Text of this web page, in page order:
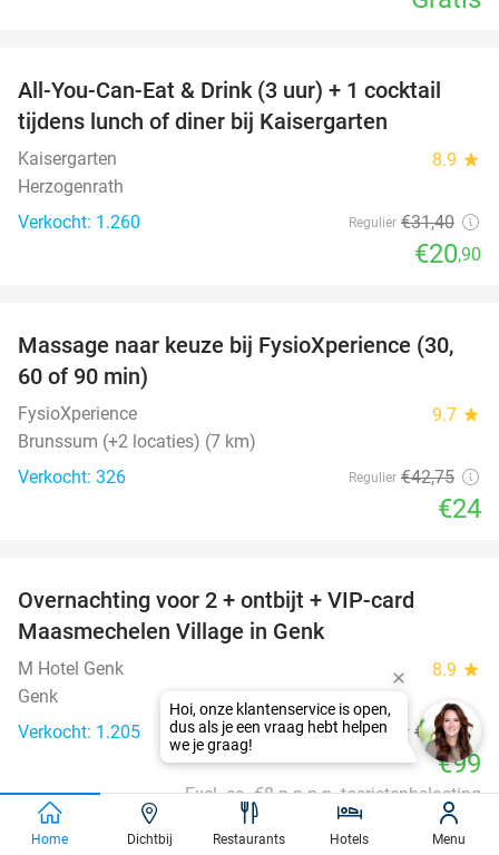
33%
All-You-Can-Eat & Drink (3 uur) + 1 cocktail
tijdens lunch of diner bij Kaisergarten
Kaisergarten 8.9 star
Herzogenrath
Verkocht: 1.260
Regulier €31,40
€20,90
44%
Massage naar keuze bij FysioXperience (30,
60 of 90 min)
FysioXperience 9.7 star
Brunssum (+2 locaties) (7 km)
Verkocht: 326
Regulier €42,75
€24
Overnachting voor 2 + ontbijt + VIP-card
Maasmechelen Village in Genk
M Hotel Genk 8.9 star
Genk
Verkocht: 1.205
Regulier €180
€99
Excl. ca. €8 p.p.p.n. toeristenbelasting
favorite_border
Home Dichtbij Restaurants Hotels Menu